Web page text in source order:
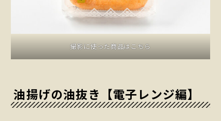
撮影に使った商品はこちら
油揚げの油抜き【電子レンジ編】